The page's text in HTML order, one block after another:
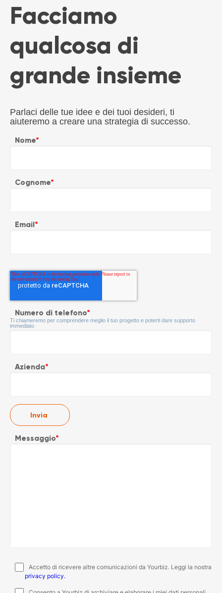
Facciamo
qualcosa di
grande insieme
Parlaci delle tue idee e dei tuoi desideri, ti
aiuteremo a creare una strategia di successo.
Nome*
Cognome*
Email*
Numero di telefono*
Ti chiameremo per comprendere meglio il tuo progetto e poterti dare supporto
immediato
Azienda*
Messaggio*
Accetto di ricevere altre comunicazioni da Yourbiz. Leggi la nostra
privacy policy.